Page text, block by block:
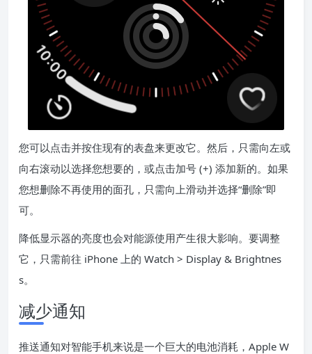
您可以点击并按住现有的表盘来更改它。然后，只需向左或
向右滚动以选择您想要的，或点击加号 (+) 添加新的。如果
您想删除不再使用的面孔，只需向上滑动并选择“删除”即
可。
降低显示器的亮度也会对能源使用产生很大影响。要调整
它，只需前往 iPhone 上的 Watch > Display & Brightnes
s。
减少通知
推送通知对智能手机来说是一个巨大的电池消耗，Apple W